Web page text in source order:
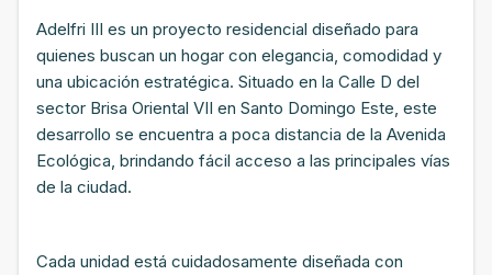
Adelfri III es un proyecto residencial diseñado para
quienes buscan un hogar con elegancia, comodidad y
una ubicación estratégica. Situado en la Calle D del
sector Brisa Oriental VII en Santo Domingo Este, este
desarrollo se encuentra a poca distancia de la Avenida
Ecológica, brindando fácil acceso a las principales vías
de la ciudad.
Cada unidad está cuidadosamente diseñada con